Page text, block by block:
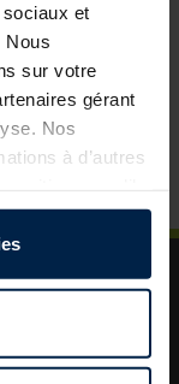
et
Nous
sur votre
gérant
Nos
à d’autres
des
sur votre
autres types de
Vous
pour
pour vos